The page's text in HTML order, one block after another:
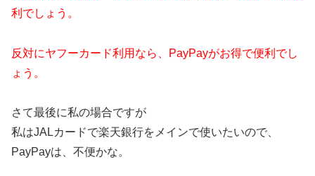
利でしょう。
反対にヤフーカード利用なら、PayPayがお得で便利でし
ょう。
さて最後に私の場合ですが
私はJALカードで楽天銀行をメインで使いたいので、
PayPayは、不便かな。